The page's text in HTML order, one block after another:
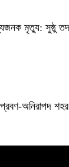
মৃত্যু: সুষ্ঠু
অনিরাপদ শহর